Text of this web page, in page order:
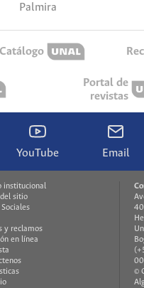
Palmira
Catálogo
Portal de
revistas
YouTube Email
institucional
sitio
Sociales
y reclamos
en línea
©